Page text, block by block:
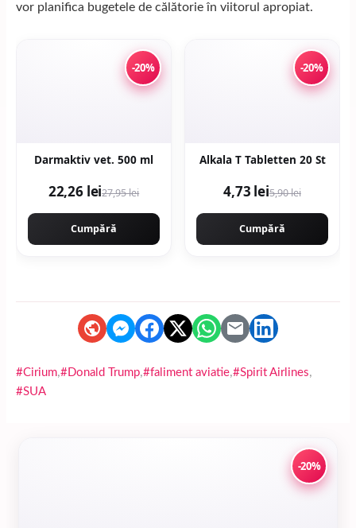
vor planifica bugetele de călătorie în viitorul apropiat.
-20%
Darmaktiv vet. 500 ml
22,26 lei27,95 lei
Cumpără
-20%
Alkala T Tabletten 20 St
4,73 lei5,90 lei
Cumpără
#Cirium,#Donald Trump,#faliment aviatie,#Spirit Airlines,
#SUA
-20%